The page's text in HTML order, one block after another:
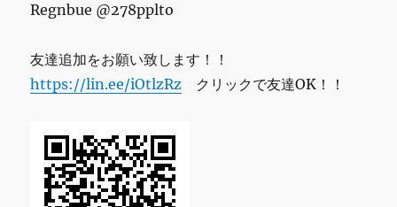
Regnbue @278pplto
友達追加をお願い致します！！
https://lin.ee/iOtlzRz クリックで友達OK！！